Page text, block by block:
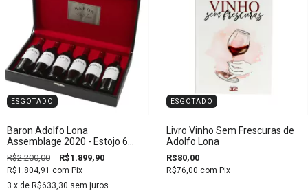
ESGOTADO
Baron Adolfo Lona
Assemblage 2020 - Estojo 6
Garrafas
R$2.200,00 R$1.899,90
R$1.804,91 com Pix
3 x de R$633,30 sem juros
ESGOTADO
Livro Vinho Sem Frescuras de
Adolfo Lona
R$80,00
R$76,00 com Pix